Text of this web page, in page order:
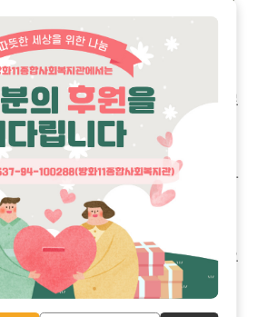
풀꽃향기가 이제는 '도시농업공동체'
로
하잖아요.
주안점을 두고 텃밭을 관리운영
해나
간' 이 되도록 하는 것이 무엇보다 중요